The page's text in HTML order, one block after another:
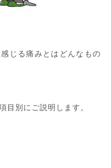
じる痛みとはどんなもの
目別にご説明します。